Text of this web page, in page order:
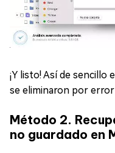
¡Y listo! Así de sencillo
se eliminaron por
Método 2.
no guardado en